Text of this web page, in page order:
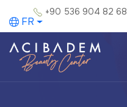
+90 536 904 82 68
FR